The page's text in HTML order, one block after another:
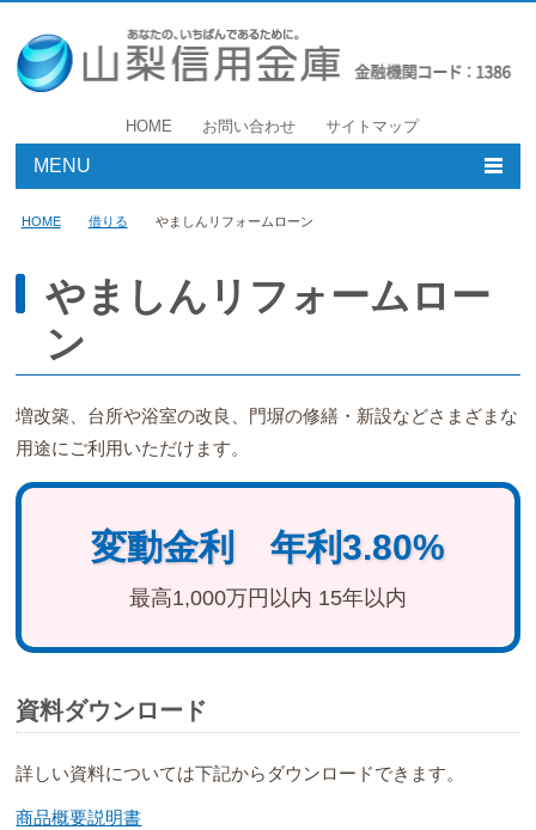
HOME お問い合わせ サイトマップ
MENU
個人のお客様
事業者のお客様
店舗・ATM
採用情報
ローンサービス一覧
やましんWEB完結ローン
やましん無担保住宅ローン
やましんリフォームローン
やましんエコ・リフォームローン
HOME 借りる やましんリフォームローン
やましんリフォームロー
ン
増改築、台所や浴室の改良、門塀の修繕・新設などさまざまな
用途にご利用いただけます。
変動金利 年利3.80%
最高1,000万円以内 15年以内
資料ダウンロード
詳しい資料については下記からダウンロードできます。
商品概要説明書